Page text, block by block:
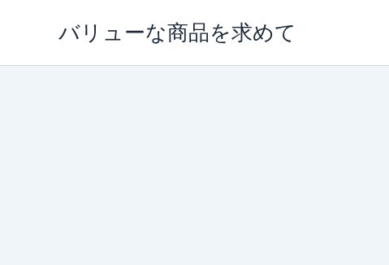
バリューな商品を求めて